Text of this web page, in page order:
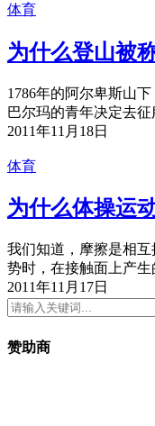
体育
为什么登山被
1786年的阿尔卑斯山
巴尔玛的青年决定去
2011年11月18日
体育
为什么体操运
我们知道，摩擦是相
势时，在接触面上产
2011年11月17日
赞助商